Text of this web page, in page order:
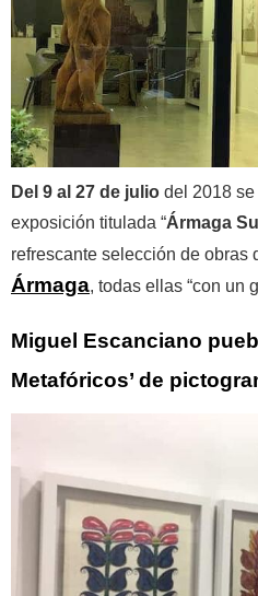
Del 9 al 27 de julio del 2018
exposición titulada “Ármaga
refrescante selección de obras
Ármaga, todas ellas “con un
Miguel Escanciano
Metafóricos’ de